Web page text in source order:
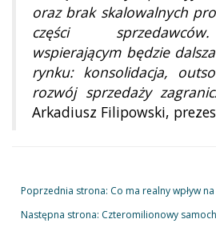
oraz brak skalowalnych
części
wspierającym będzie
rynku: konsolidacja,
rozwój sprzedaży
Arkadiusz Filipowski,
Poprzednia strona: Co ma realny wpływ
Następna strona: Czteromilionowy